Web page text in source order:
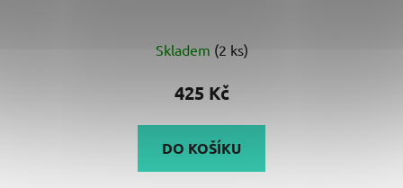
Skladem (2 ks)
425 Kč
DO KOŠÍKU